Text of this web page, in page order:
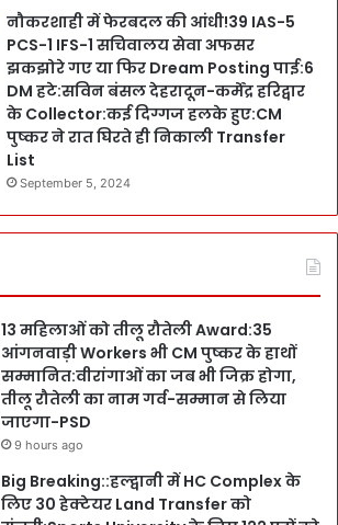
नौकरशाही में फेरबदल की आंधी!39 IAS-5
PCS-1 IFS-1 सचिवालय सेवा अफसर
झकझोरे गए या फिर Dream Posting पाई:6
DM हटे:सविन बंसल देहरादून-कर्मेंद्र हरिद्वार
के Collector:कई दिग्गज हलके हुए:CM
पुष्कर ने रात घिरते ही निकाली Transfer
List
September 5, 2024
13 महिलाओं को तीलू रौतेली Award:35
आंगनवाड़ी Workers भी CM पुष्कर के हाथों
सम्मानित:वीरांगाओं का जब भी जिक्र होगा,
तीलू रौतेली का नाम गर्व-सम्मान से लिया
जाएगा-PSD
9 hours ago
Big Breaking::हल्द्वानी में HC Complex के
लिए 30 हेक्टेयर Land Transfer को